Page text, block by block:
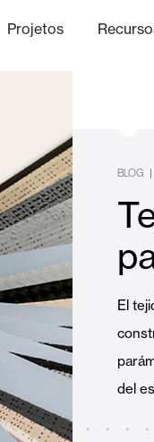
Lâminas
Toldos
Projetos
Acabamentos
BLOG |
El
del